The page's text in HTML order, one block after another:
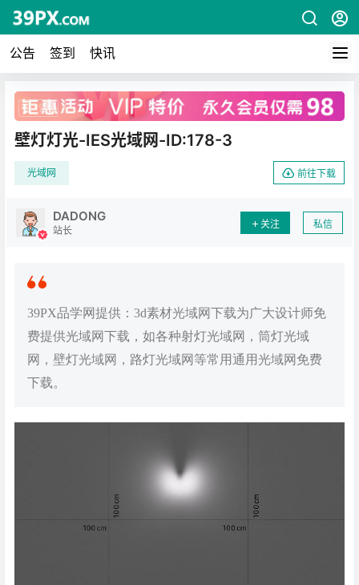
公告 签到 快讯
广告
壁灯灯光-IES光域网-ID:178-3
光域网 前往下载
DADONG
站长
关注 私信
39PX品学网提供：3d素材光域网下载为广大设计师免
费提供光域网下载，如各种射灯光域网，筒灯光域
网，壁灯光域网，路灯光域网等常用通用光域网免费
下载。